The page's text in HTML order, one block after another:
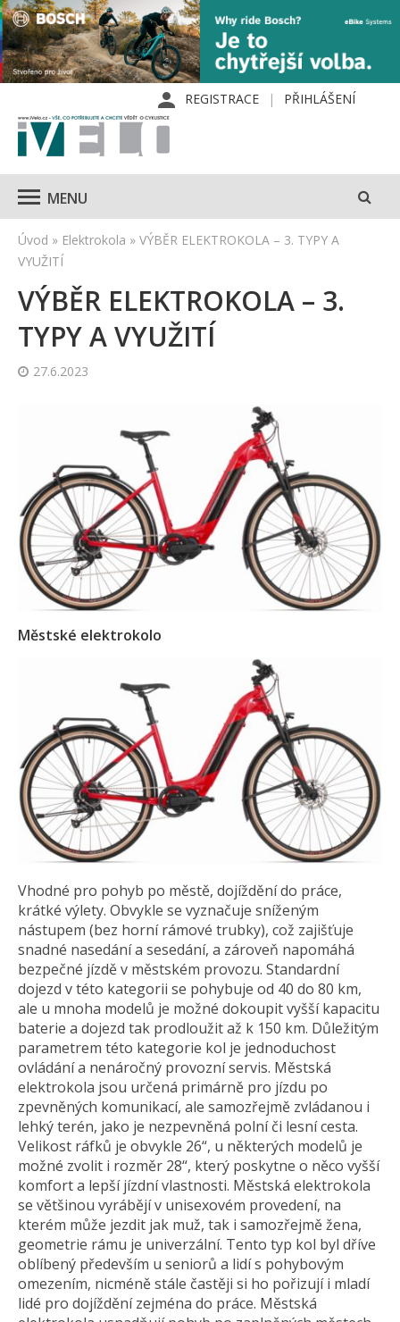
REGISTRACE PŘIHLÁŠENÍ
MENU
Úvod » Elektrokola » VÝBĚR ELEKTROKOLA – 3. TYPY A
VYUŽITÍ
VÝBĚR ELEKTROKOLA – 3.
TYPY A VYUŽITÍ
27.6.2023
Městské elektrokolo
Vhodné pro pohyb po městě, dojíždění do práce,
krátké výlety. Obvykle se vyznačuje sníženým
nástupem (bez horní rámové trubky), což zajišťuje
snadné nasedání a sesedání, a zároveň napomáhá
bezpečné jízdě v městském provozu. Standardní
dojezd v této kategorii se pohybuje od 40 do 80 km,
ale u mnoha modelů je možné dokoupit vyšší kapacitu
baterie a dojezd tak prodloužit až k 150 km. Důležitým
parametrem této kategorie kol je jednoduchost
ovládání a nenáročný provozní servis. Městská
elektrokola jsou určená primárně pro jízdu po
zpevněných komunikací, ale samozřejmě zvládanou i
lehký terén, jako je nezpevněná polní či lesní cesta.
Velikost ráfků je obvykle 26“, u některých modelů je
možné zvolit i rozměr 28“, který poskytne o něco vyšší
komfort a lepší jízdní vlastnosti. Městská elektrokola
se většinou vyrábějí v unisexovém provedení, na
kterém může jezdit jak muž, tak i samozřejmě žena,
geometrie rámu je univerzální. Tento typ kol byl dříve
oblíbený především u seniorů a lidí s pohybovým
omezením, nicméně stále častěji si ho pořizují i mladí
lidé pro dojíždění zejména do práce. Městská